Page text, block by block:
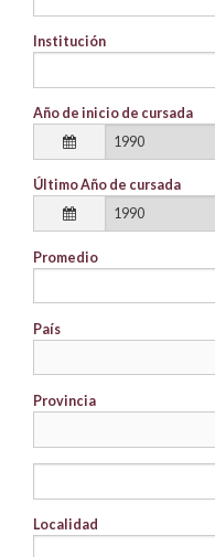
Institución
Año de inicio de cursada
Último Año de cursada
Promedio
País
Provincia
Localidad